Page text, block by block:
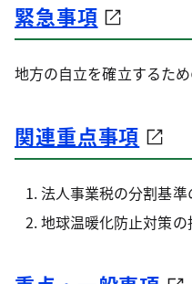
緊急事項
地方の自立を確立するた
関連重点事項
法人事業税の分割基
地球温暖化防止対策の